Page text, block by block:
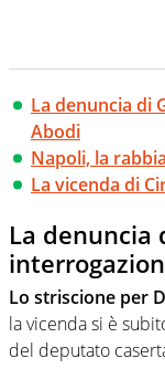
La denuncia di
Abodi
Napoli, la
La vicenda di
La denuncia
Lo striscione per
la vicenda si è
del deputato